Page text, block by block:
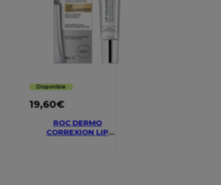
Disponible
19,60€
ROC DERMO
CORREXION LIP